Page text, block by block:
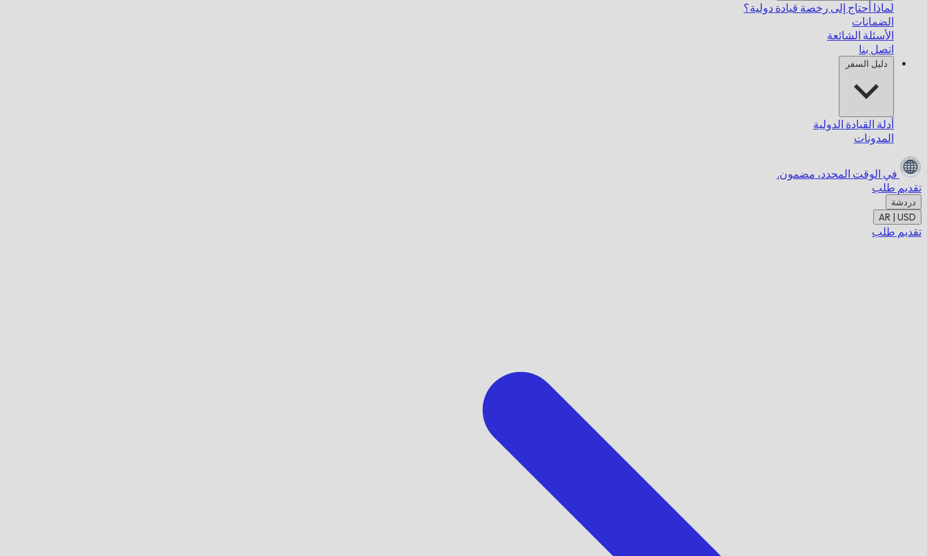
لماذا أحتاج إلى رخصة قيادة دولية؟
الضمانات
الأسئلة الشائعة
اتصل بنا
دليل السفر
أدلة القيادة الدولية
المدونات
في الوقت المحدد، مضمون.
تقديم طلب
دردشة
AR | USD
تقديم طلب